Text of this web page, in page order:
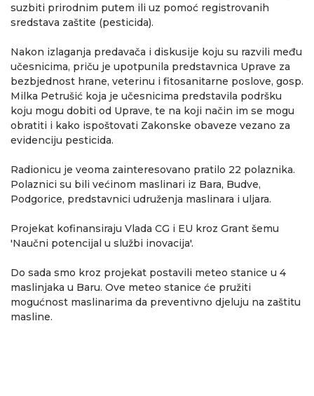
suzbiti prirodnim putem ili uz pomoć registrovanih
sredstava zaštite (pesticida).
Nakon izlaganja predavača i diskusije koju su razvili među
učesnicima, priču je upotpunila predstavnica Uprave za
bezbjednost hrane, veterinu i fitosanitarne poslove, gosp.
Milka Petrušić koja je učesnicima predstavila podršku
koju mogu dobiti od Uprave, te na koji način im se mogu
obratiti i kako ispoštovati Zakonske obaveze vezano za
evidenciju pesticida.
Radionicu je veoma zainteresovano pratilo 22 polaznika.
Polaznici su bili većinom maslinari iz Bara, Budve,
Podgorice, predstavnici udruženja maslinara i uljara.
Projekat kofinansiraju Vlada CG i EU kroz Grant šemu
'Naučni potencijal u službi inovacija'.
Do sada smo kroz projekat postavili meteo stanice u 4
maslinjaka u Baru. Ove meteo stanice će pružiti
mogućnost maslinarima da preventivno djeluju na zaštitu
masline.